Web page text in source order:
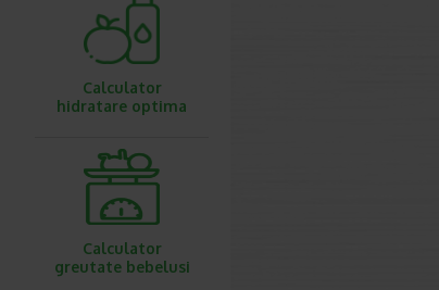
Calculator
hidratare optima
Calculator
greutate bebelusi